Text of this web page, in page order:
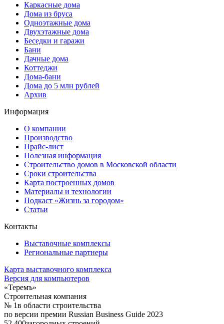
Каркасные дома
Дома из бруса
Одноэтажные дома
Двухэтажные дома
Беседки и гаражи
Бани
Дачные дома
Коттеджи
Дома-бани
Дома до 5 млн рублей
Архив
Информация
О компании
Производство
Прайс-лист
Полезная информация
Строительство домов в Московской области
Сроки строительства
Карта построенных домов
Материалы и технологии
Подкаст «Жизнь за городом»
Статьи
Контакты
Выставочные комплексы
Региональные партнеры
Карта выставочного комплекса
Версия для компьютеров
«Теремъ»
Строительная компания
№ 1в области строительства
по версии премии Russian Business Guide 2023